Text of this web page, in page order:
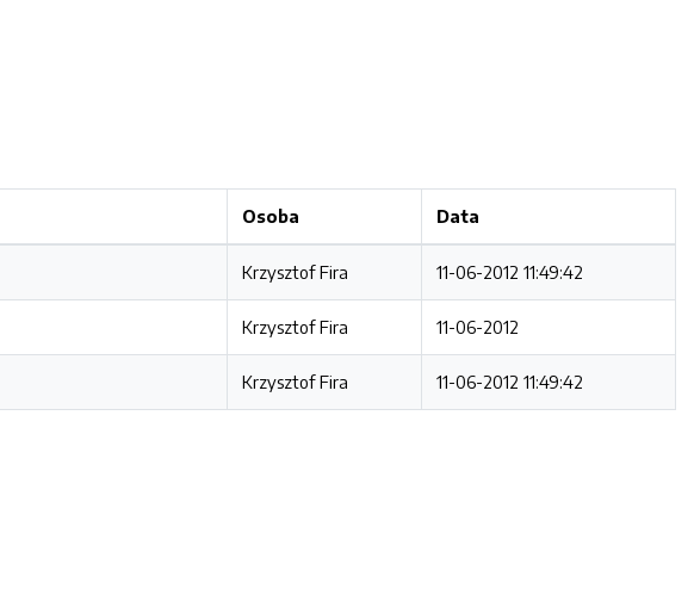
Osoba Data
Krzysztof Fira 11-06-2012 11:49:42
Krzysztof Fira 11-06-2012
Krzysztof Fira 11-06-2012 11:49:42